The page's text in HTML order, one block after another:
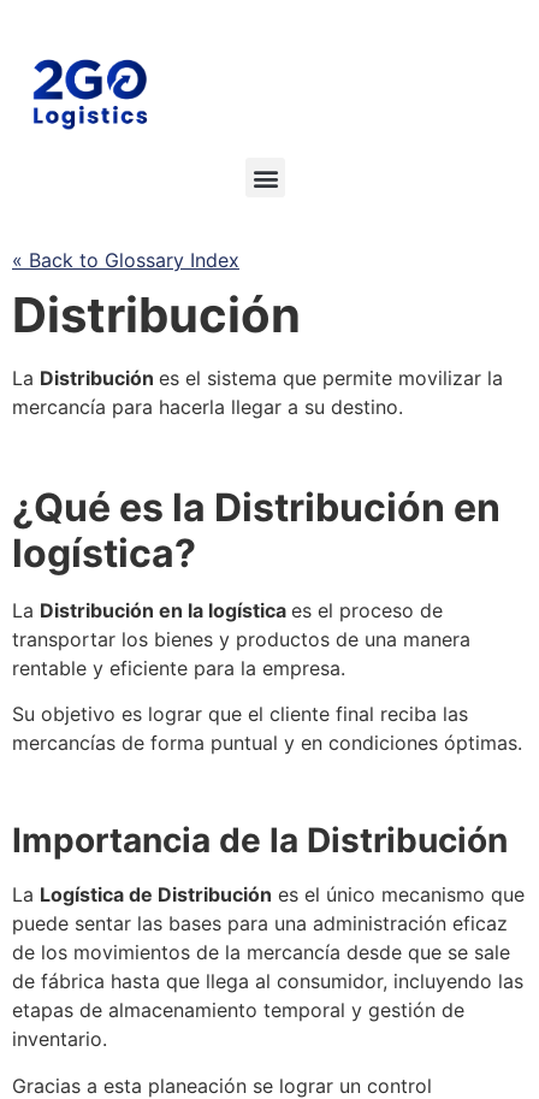
« Back to Glossary Index
Distribución
La Distribución es el sistema que permite movilizar la
mercancía para hacerla llegar a su destino.
¿Qué es la Distribución en
logística?
La Distribución en la logística es el proceso de
transportar los bienes y productos de una manera
rentable y eficiente para la empresa.
Su objetivo es lograr que el cliente final reciba las
mercancías de forma puntual y en condiciones óptimas.
Importancia de la Distribución
La Logística de Distribución es el único mecanismo que
puede sentar las bases para una administración eficaz
de los movimientos de la mercancía desde que se sale
de fábrica hasta que llega al consumidor, incluyendo las
etapas de almacenamiento temporal y gestión de
inventario.
Gracias a esta planeación se lograr un control